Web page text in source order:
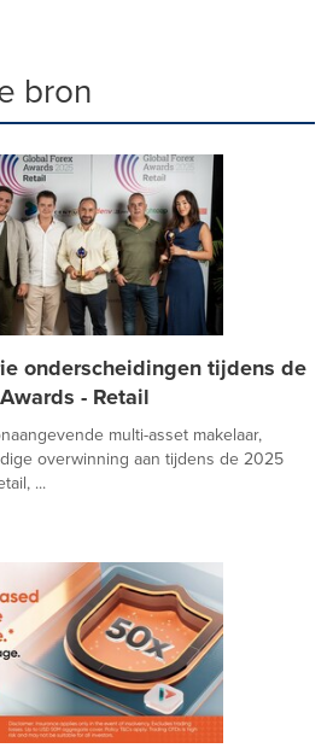
bron
onderscheidingen tijdens de
- Retail
multi-asset makelaar,
overwinning aan tijdens de 2025
...